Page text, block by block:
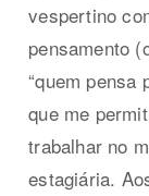
vespertino
pensamento
“quem pensa
que me
trabalhar no
estagiária.